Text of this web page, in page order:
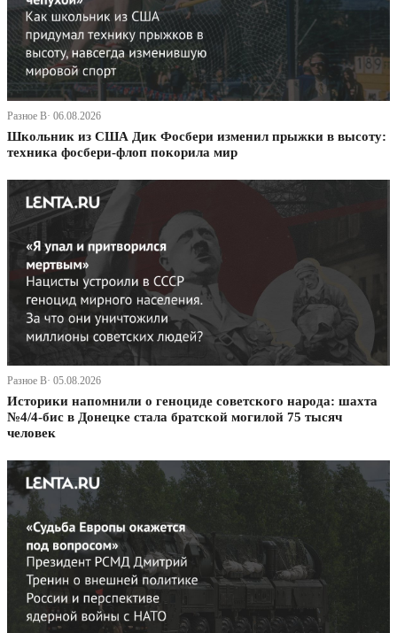
Разное В· 06.08.2026
Школьник из США Дик Фосбери изменил прыжки в высоту:
техника фосбери-флоп покорила мир
Разное В· 05.08.2026
Историки напомнили о геноциде советского народа: шахта
№4/4-бис в Донецке стала братской могилой 75 тысяч
человек